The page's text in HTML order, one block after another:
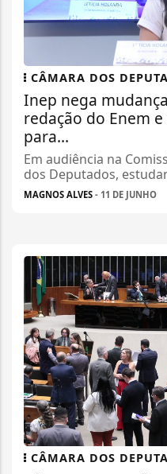
CÂMARA DOS
Inep nega
redação do Enem
para...
Em audiência na
dos Deputados,
MAGNOS ALVES - 11 DE JUNHO
CÂMARA DOS